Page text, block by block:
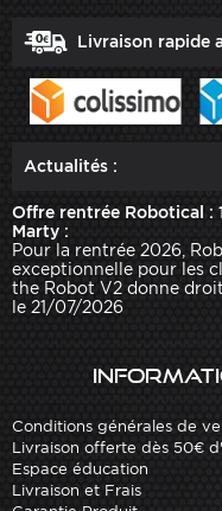
Livraison rapide
Actualités :
Offre rentrée Robotical :
Marty :
Pour la rentrée 2026,
exceptionnelle pour les
the Robot V2 donne
le 21/07/2026
Conditions générales de
Livraison offerte dès 50€
Espace éducation
Livraison et Frais